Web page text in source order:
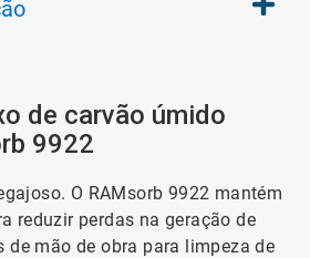
de carvão úmido
9922
O RAMsorb 9922 mantém
reduzir perdas na geração de
de mão de obra para limpeza de